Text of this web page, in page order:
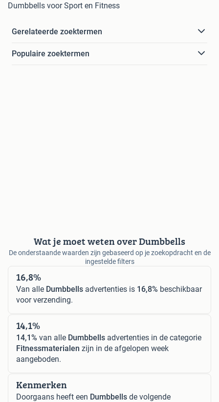
Dumbbells voor Sport en Fitness
Gerelateerde zoektermen
Populaire zoektermen
Wat je moet weten over Dumbbells
De onderstaande waarden zijn gebaseerd op je zoekopdracht en de
ingestelde filters
16,8%
Van alle Dumbbells advertenties is 16,8% beschikbaar
voor verzending.
14,1%
14,1% van alle Dumbbells advertenties in de categorie
Fitnessmaterialen zijn in de afgelopen week
aangeboden.
Kenmerken
Doorgaans heeft een Dumbbells de volgende